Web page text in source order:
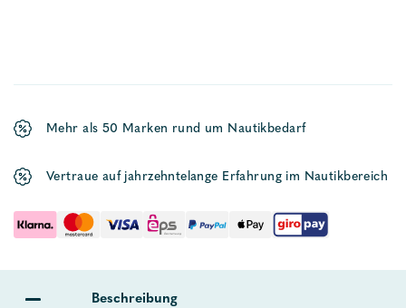
Mehr als 50 Marken rund um Nautikbedarf
Vertraue auf jahrzehntelange Erfahrung im Nautikbereich
Beschreibung